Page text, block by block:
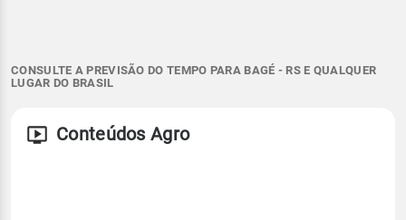
CONSULTE A PREVISÃO DO TEMPO PARA BAGÉ - RS E QUALQUER
LUGAR DO BRASIL
Conteúdos Agro